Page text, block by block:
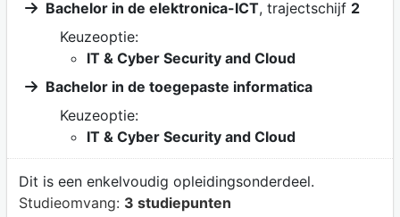
Bachelor in de elektronica-ICT, trajectschijf 2
Keuzeoptie:
IT & Cyber Security and Cloud
Bachelor in de toegepaste informatica
Keuzeoptie:
IT & Cyber Security and Cloud
Dit is een enkelvoudig opleidingsonderdeel.
Studieomvang: 3 studiepunten